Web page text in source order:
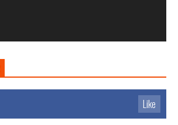
Like